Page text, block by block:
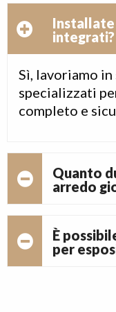
Installate
integrati?
Sì, lavoriamo
specializzati
completo e
Quanto
arredo
È
per